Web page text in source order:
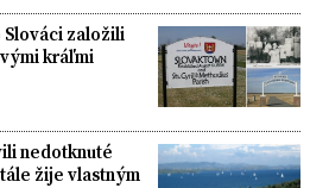
Slováci založili
kráľmi
nedotknuté
žije vlastným